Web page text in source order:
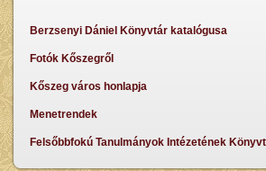
Berzsenyi Dániel Könyvtár katalógusa
Fotók Kőszegről
Kőszeg város honlapja
Menetrendek
Felsőbbfokú Tanulmányok Intézetének